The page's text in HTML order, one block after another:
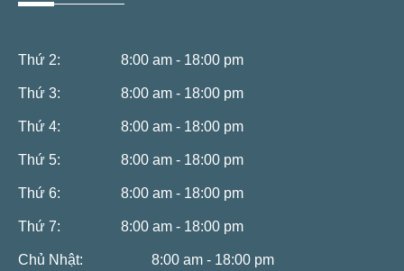
Thứ 2: 8:00 am - 18:00 pm
Thứ 3: 8:00 am - 18:00 pm
Thứ 4: 8:00 am - 18:00 pm
Thứ 5: 8:00 am - 18:00 pm
Thứ 6: 8:00 am - 18:00 pm
Thứ 7: 8:00 am - 18:00 pm
Chủ Nhật: 8:00 am - 18:00 pm